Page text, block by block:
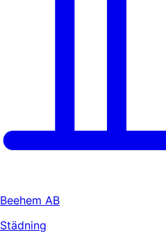
Beehem AB
Städning